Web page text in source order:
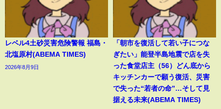
レベル4土砂災害危険警報 福島・
北塩原村(ABEMA TIMES)
2026年8月9日
「朝市を復活して若い子につな
ぎたい」能登半島地震で店を失
った食堂店主（56）どん底から
キッチンカーで願う復活、災害
で失った“若者の命”…そして見
据える未来(ABEMA TIMES)